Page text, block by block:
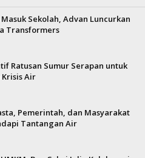
Sekolah, Advan Luncurkan
Transformers
Ratusan Sumur Serapan untuk
Air
Pemerintah, dan Masyarakat
Tantangan Air